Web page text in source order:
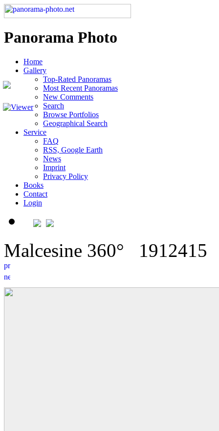
Panorama Photo
Home
Gallery
Top-Rated Panoramas
Most Recent Panoramas
New Comments
Search
Browse Portfolios
Geographical Search
Service
FAQ
RSS, Google Earth
News
Imprint
Privacy Policy
Books
Contact
Login
Malcesine 360° 1912415